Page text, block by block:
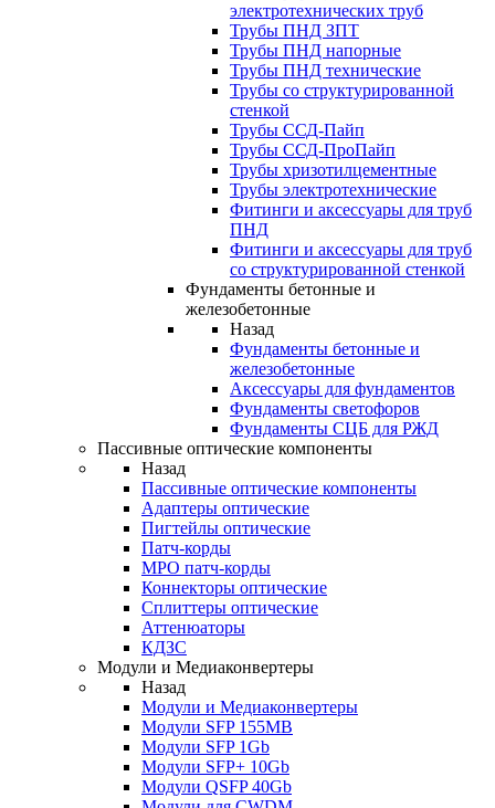
электротехнических труб
Трубы ПНД ЗПТ
Трубы ПНД напорные
Трубы ПНД технические
Трубы со структурированной
стенкой
Трубы ССД-Пайп
Трубы ССД-ПроПайп
Трубы хризотилцементные
Трубы электротехнические
Фитинги и аксессуары для труб
ПНД
Фитинги и аксессуары для труб
со структурированной стенкой
Фундаменты бетонные и
железобетонные
Назад
Фундаменты бетонные и
железобетонные
Аксессуары для фундаментов
Фундаменты светофоров
Фундаменты СЦБ для РЖД
Пассивные оптические компоненты
Назад
Пассивные оптические компоненты
Адаптеры оптические
Пигтейлы оптические
Патч-корды
MPO патч-корды
Коннекторы оптические
Сплиттеры оптические
Аттенюаторы
КДЗС
Модули и Медиаконвертеры
Назад
Модули и Медиаконвертеры
Модули SFP 155MB
Модули SFP 1Gb
Модули SFP+ 10Gb
Модули QSFP 40Gb